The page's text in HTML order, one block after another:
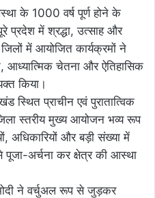
के 1000 वर्ष पूर्ण होने के
प्रदेश में श्रद्धा, उत्साह और
में आयोजित कार्यक्रमों ने
आध्यात्मिक चेतना और ऐतिहासिक
किया।
स्थित प्राचीन एवं पुरातात्विक
स्तरीय मुख्य आयोजन भव्य रूप
अधिकारियों और बड़ी संख्या में
पूजा-अर्चना कर क्षेत्र की आस्था
ने वर्चुअल रूप से जुड़कर